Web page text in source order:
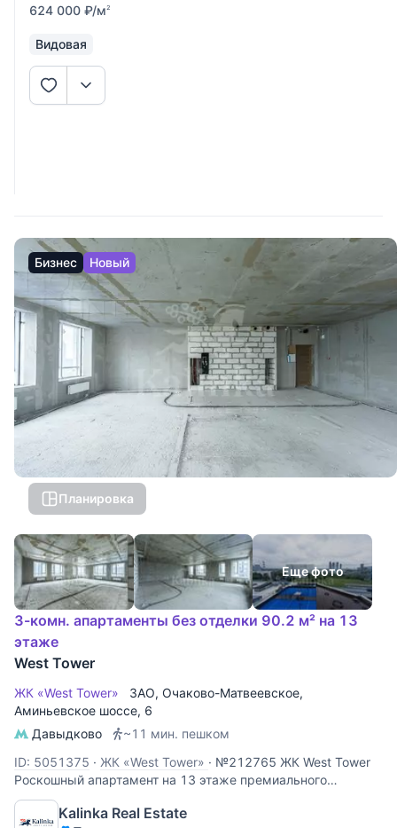
624 000 ₽/м2
Видовая
Бизнес Новый
Планировка
Еще фото
3-комн. апартаменты без отделки 90.2 м² на 13
этаже
West Tower
ЖК «West Tower» ЗАО, Очаково-Матвеевское,
Аминьевское шоссе, 6
Давыдково
~11 мин. пешком
ID: 5051375 · ЖК «West Tower» · №212765 ЖК West Tower
Роскошный апартамент на 13 этаже премиального
комплекса West Tower. Этот объект идеально подходит для
личного проживания или сдачи в аренду с высокой
Kalinka Real Estate